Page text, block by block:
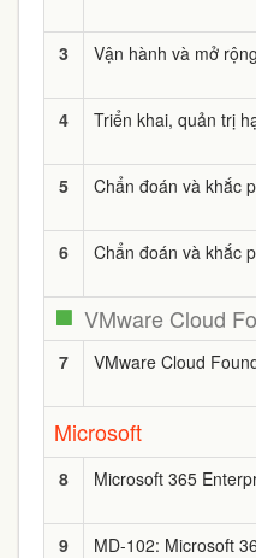
3 Vận hành và mở
4 Triển khai, quản trị
5 Chẩn đoán và khắc
6 Chẩn đoán và khắc
VMware Cloud
7 VMware Cloud
Microsoft
8 Microsoft 365
9 MD-102: Microsoft